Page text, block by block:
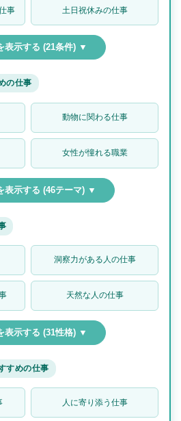
事 土日祝休みの仕事
表示する (21条件) ▼
の仕事
動物に関わる仕事
女性が憧れる職業
表示する (46テーマ) ▼
洞察力がある人の仕事
天然な人の仕事
表示する (31性格) ▼
すめの仕事
人に寄り添う仕事